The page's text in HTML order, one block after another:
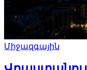
Միջազգային